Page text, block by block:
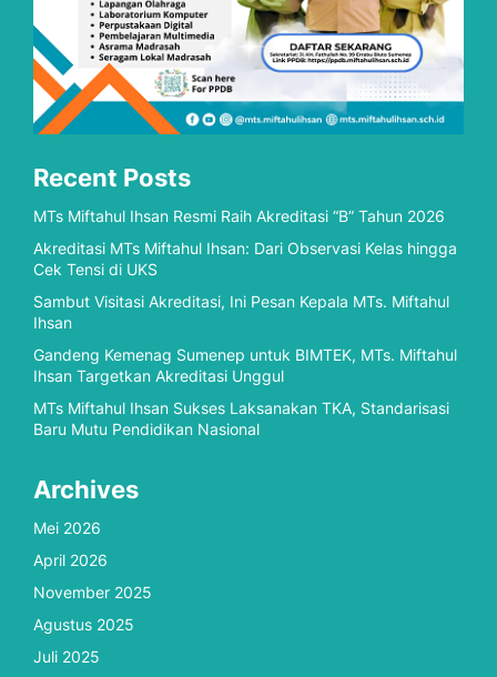
Recent Posts
MTs Miftahul Ihsan Resmi Raih Akreditasi “B” Tahun 2026
Akreditasi MTs Miftahul Ihsan: Dari Observasi Kelas hingga
Cek Tensi di UKS
Sambut Visitasi Akreditasi, Ini Pesan Kepala MTs. Miftahul
Ihsan
Gandeng Kemenag Sumenep untuk BIMTEK, MTs. Miftahul
Ihsan Targetkan Akreditasi Unggul
MTs Miftahul Ihsan Sukses Laksanakan TKA, Standarisasi
Baru Mutu Pendidikan Nasional
Archives
Mei 2026
April 2026
November 2025
Agustus 2025
Juli 2025